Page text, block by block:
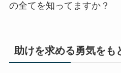
の全てを知ってますか？
助けを求める勇気をも